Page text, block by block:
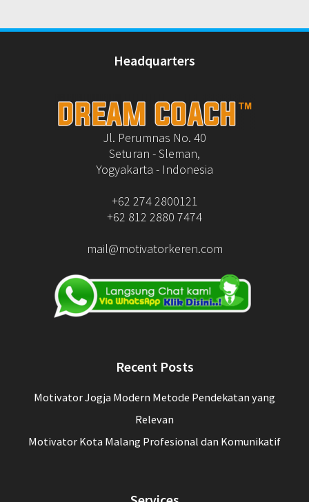
Headquarters
Jl. Perumnas No. 40
Seturan - Sleman,
Yogyakarta - Indonesia
+62 274 2800121
+62 812 2880 7474
mail@motivatorkeren.com
Recent Posts
Motivator Jogja Modern Metode Pendekatan yang
Relevan
Motivator Kota Malang Profesional dan Komunikatif